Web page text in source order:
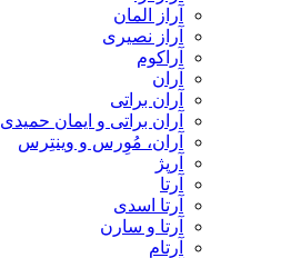
آراز المان
آراز نصیری
آراکوم
آران
آران براتی
آران براتی و ایمان حمیدی
آران، مُوِرس و وینتِرس
آرپژ
آرتا
آرتا اسدی
آرتا و سارن
آرتام